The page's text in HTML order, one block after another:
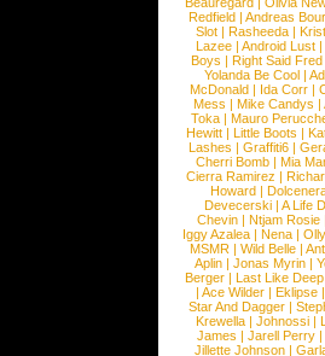
Redfield | Andreas
Slot | Rasheeda |
Lazee | Android Lust |
Boys | Right Said Fred
Yolanda Be Cool|
McDonald| Ida Corr|
Mess | Mike Candys |
Toka | Mauro
Hewitt| Little Boots |
Lashes | Graffiti6|
Cherri Bomb | Mia
Cierra Ramirez |
Howard|
Devecerski| A Life
Chevin| Ntjam Rosie|
Iggy Azalea | Nena |
MSMR| Wild Belle|
Aplin | Jonas Myrin |
Berger| Last Like Deep
| Ace Wilder| Eklipse|
Star And Dagger |
Krewella | Johnossi |
James | Jarell Perry |
Jillette Johnson |